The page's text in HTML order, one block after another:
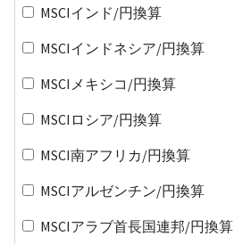
MSCIインド/円換算
MSCIインドネシア/円換算
MSCIメキシコ/円換算
MSCIロシア/円換算
MSCI南アフリカ/円換算
MSCIアルゼンチン/円換算
MSCIアラブ首長国連邦/円換算